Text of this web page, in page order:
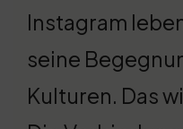
Instagram
seine
Kulturen. Das